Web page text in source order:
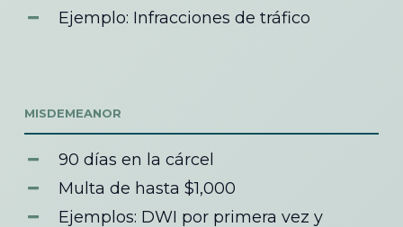
Ejemplo: Infracciones de tráfico
MISDEMEANOR
90 días en la cárcel
Multa de hasta $1,000
Ejemplos: DWI por primera vez y